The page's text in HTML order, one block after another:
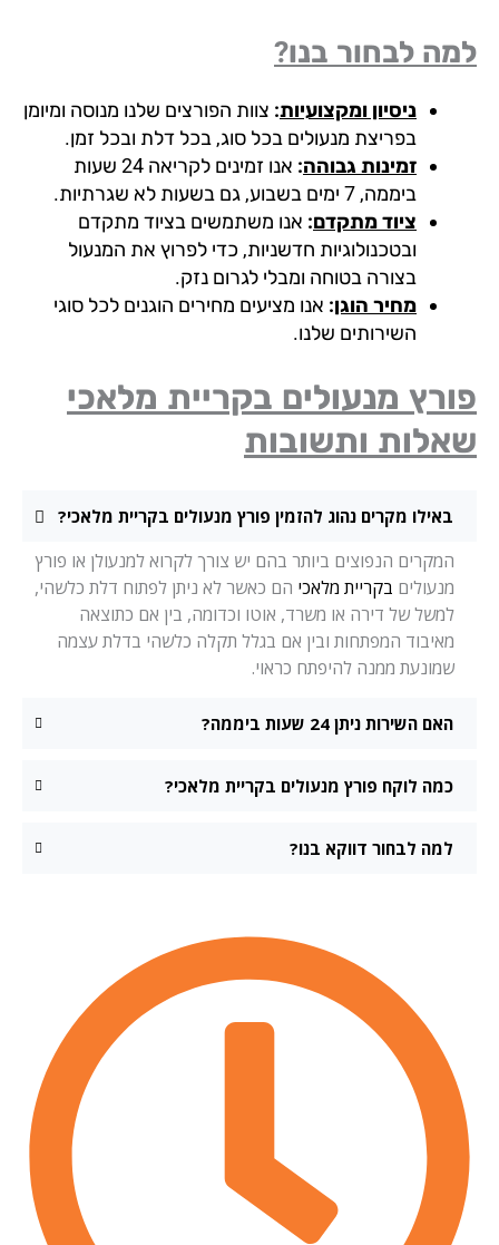
לבחור בנו?
ניסיון ומקצועיות:צוות הפורצים שלנו מנוסה ומיומן
בפריצת מנעולים בכל סוג, בכל דלת ובכל זמן.
זמינות גבוהה:
אנו זמינים לקריאה 24 שעות
ביממה, 7 ימים בשבוע, גם בשעות לא שגרתיות.
ציוד מתקדם:אנו משתמשים בציוד מתקדם
ובטכנולוגיות חדשניות, כדי לפרוץ את המנעול
בצורה בטוחה ומבלי לגרום נזק.
מחיר הוגן אנו מציעים מחירים הוגנים לכל סוגי
השירותים שלנו.
מנעולים בקריית מלאכי
ותשובות
באילו מקרים נהוג להזמין פורץ מנעולים בקריית מלאכי?
המקרים הנפוצים ביותר בהם יש צורך לקרוא למנעולן או פורץ
מנעוליםבקריית מלאכיהם כאשר לא ניתן לפתוח דלת כלשהי,
למשל של דירה או משרד, אוטו וכדומה, בין אם כתוצאה
מאיבוד המפתחות ובין אם בגלל תקלה כלשהי בדלת עצמה
שמונעת ממנה להיפתח כראוי.
האם השירות ניתן 24 שעות ביממה?
כמה לוקח פורץ מנעולים בקריית מלאכי?
למה לבחור דווקא בנו?